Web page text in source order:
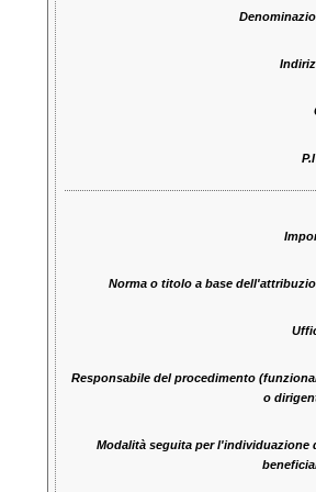
Norma o titolo a base
Responsabile del procedimento
o
Modalità seguita per l'individuazione